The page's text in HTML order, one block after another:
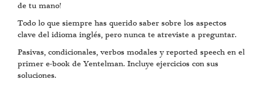
de tu mano!
Todo lo que siempre has querido saber sobre los aspectos
clave del idioma inglés, pero nunca te atreviste a preguntar.
Pasivas, condicionales, verbos modales y reported speech en el
primer e-book de Yentelman. Incluye ejercicios con sus
soluciones.